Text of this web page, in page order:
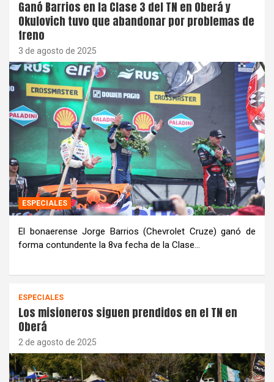
Ganó Barrios en la Clase 3 del TN en Oberá y
Okulovich tuvo que abandonar por problemas de
freno
3 de agosto de 2025
ESPECIALES
El bonaerense Jorge Barrios (Chevrolet Cruze) ganó de
forma contundente la 8va fecha de la Clase…
ESPECIALES
Los misioneros siguen prendidos en el TN en
Oberá
2 de agosto de 2025